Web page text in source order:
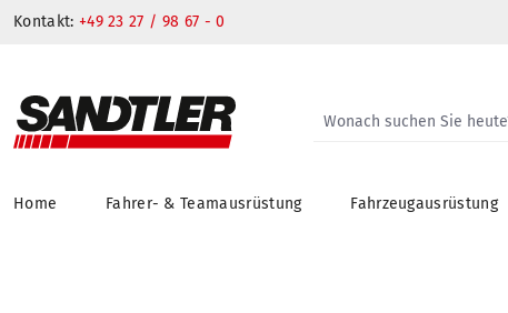
Kontakt: +49 23 27 / 98 67 - 0
Home Fahrer- & Teamausrüstung Fahrzeugausrüstung